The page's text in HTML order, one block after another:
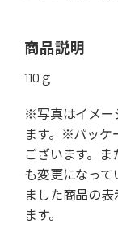
商品説明
110ｇ
※写真はイメー
ます。※パッケ
ございます。
も変更になって
ました商品の
ます。